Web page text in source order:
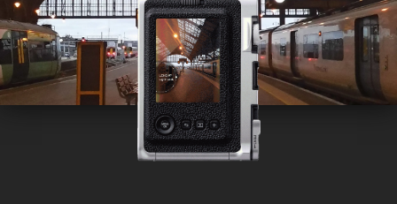
「instax mini Evo™」が「レッドドット・デザイン賞2022」
を受賞！
2022.8.30
ファームウェアアップデートのお知らせ
世界的に権威のある「iFデザイン賞」を受賞しました。